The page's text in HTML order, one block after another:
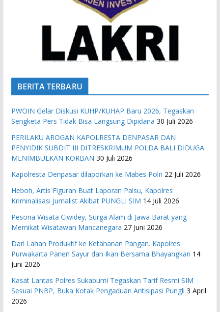
BERITA TERBARU
PWOIN Gelar Diskusi KUHP/KUHAP Baru 2026, Tegaskan
Sengketa Pers Tidak Bisa Langsung Dipidana 30 Juli 2026
PERILAKU AROGAN KAPOLRESTA DENPASAR DAN
PENYIDIK SUBDIT III DITRESKRIMUM POLDA BALI DIDUGA
MENIMBULKAN KORBAN 30 Juli 2026
Kapolresta Denpasar dilaporkan ke Mabes Polri 22 Juli 2026
Heboh, Artis Figuran Buat Laporan Palsu, Kapolres
Kriminalisasi Jurnalist Akibat PUNGLI SIM 14 Juli 2026
Pesona Wisata Ciwidey, Surga Alam di Jawa Barat yang
Memikat Wisatawan Mancanegara 27 Juni 2026
Dari Lahan Produktif ke Ketahanan Pangan. Kapolres
Purwakarta Panen Sayur dan Ikan Bersama Bhayangkari 14
Juni 2026
Kasat Lantas Polres Sukabumi Tegaskan Tarif Resmi SIM
Sesuai PNBP, Buka Kotak Pengaduan Antisipasi Pungli 3 April
2026